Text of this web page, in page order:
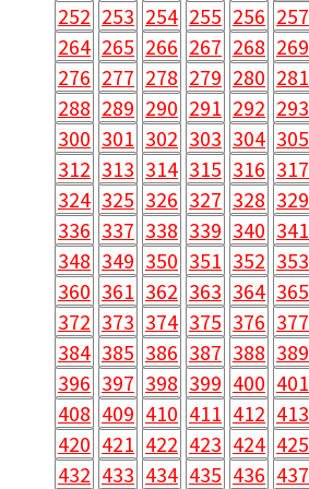
252 253 254 255 256 257
264 265 266 267 268 269
276 277 278 279 280 281
288 289 290 291 292 293
300 301 302 303 304 305
312 313 314 315 316 317
324 325 326 327 328 329
336 337 338 339 340 341
348 349 350 351 352 353
360 361 362 363 364 365
372 373 374 375 376 377
384 385 386 387 388 389
396 397 398 399 400 401
408 409 410 411 412 413
420 421 422 423 424 425
432 433 434 435 436 437